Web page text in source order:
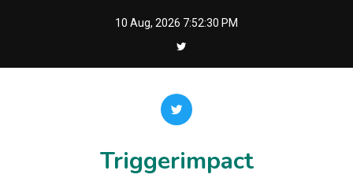
10 Aug, 2026 7:52:31 PM
Triggerimpact